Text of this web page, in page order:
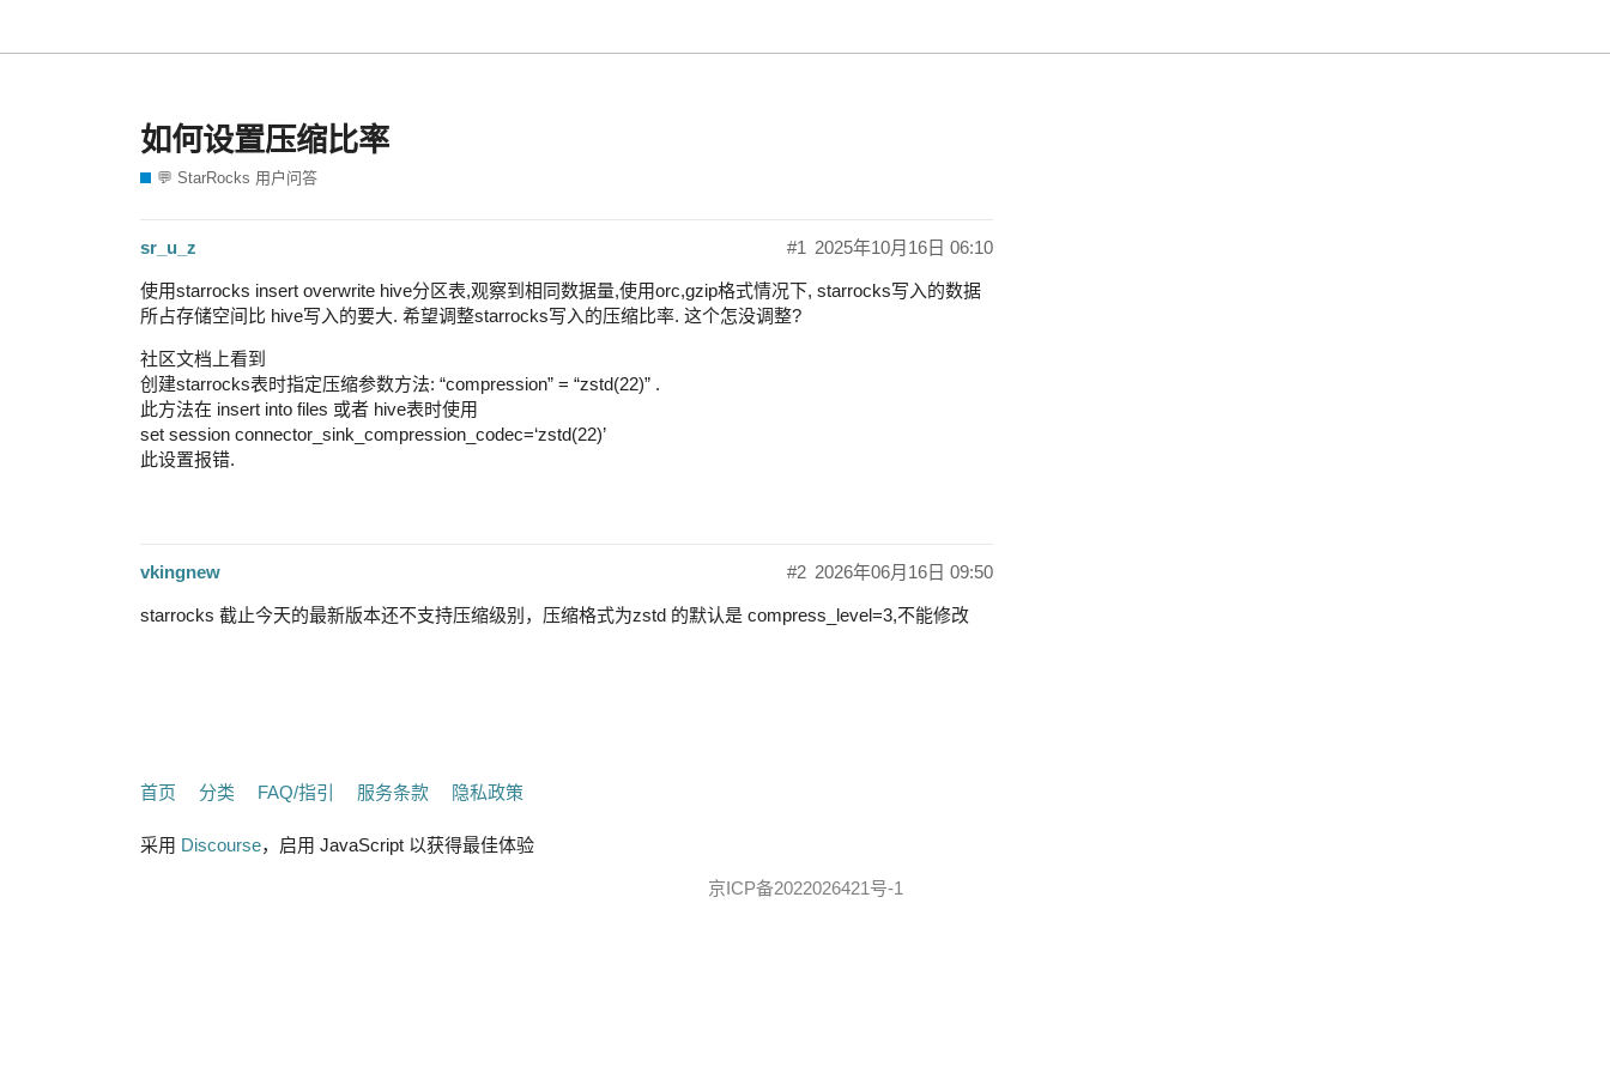
如何设置压缩比率
💬 StarRocks 用户问答
sr_u_z 2025年10月16日 06:10
#1
使用starrocks insert overwrite hive分区表,观察到相同数据量,使用orc,gzip格式情况下, starrocks写入的数据
所占存储空间比 hive写入的要大. 希望调整starrocks写入的压缩比率. 这个怎没调整?
社区文档上看到
创建starrocks表时指定压缩参数方法: “compression” = “zstd(22)” .
此方法在 insert into files 或者 hive表时使用
set session connector_sink_compression_codec=‘zstd(22)’
此设置报错.
vkingnew 2026年06月16日 09:50
#2
starrocks 截止今天的最新版本还不支持压缩级别，压缩格式为zstd 的默认是 compress_level=3,不能修改
首页 分类 FAQ/指引 服务条款 隐私政策
采用 Discourse，启用 JavaScript 以获得最佳体验
京ICP备2022026421号-1